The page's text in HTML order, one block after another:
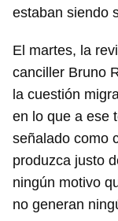
estaban siendo
El martes, la
canciller Bruno
la cuestión
en lo que a ese
señalado como
produzca justo
ningún motivo
no generan